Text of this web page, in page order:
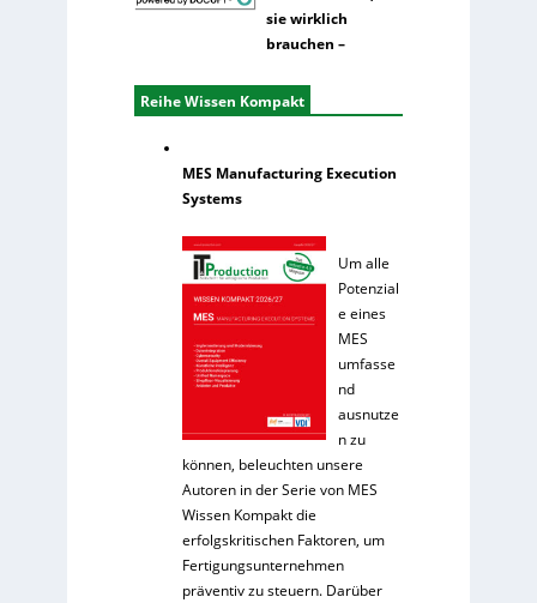
sie wirklich
brauchen –
Reihe Wissen Kompakt
MES Manufacturing Execution
Systems
Um alle
Potenzial
e eines
MES
umfasse
nd
ausnutze
n zu
können, beleuchten unsere
Autoren in der Serie von MES
Wissen Kompakt die
erfolgskritischen Faktoren, um
Fertigungsunternehmen
präventiv zu steuern. Darüber